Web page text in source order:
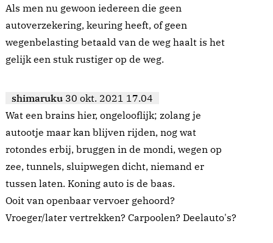
Als men nu gewoon iedereen die geen
autoverzekering, keuring heeft, of geen
wegenbelasting betaald van de weg haalt is het
gelijk een stuk rustiger op de weg.
shimaruku 30 okt. 2021 17.04
Wat een brains hier, ongelooflijk; zolang je
autootje maar kan blijven rijden, nog wat
rotondes erbij, bruggen in de mondi, wegen op
zee, tunnels, sluipwegen dicht, niemand er
tussen laten. Koning auto is de baas.
Ooit van openbaar vervoer gehoord?
Vroeger/later vertrekken? Carpoolen? Deelauto's?